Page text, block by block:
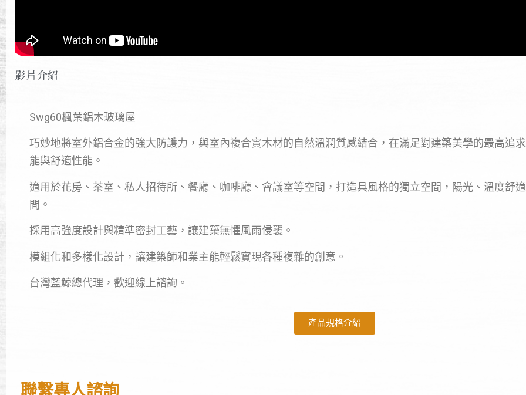
影片介紹
Swg60楓葉鋁木玻璃屋
巧妙地將室外鋁合金的強大防護力，與室內複合實木材的自然溫潤質感結合，在滿足對建築美學的最高追
能與舒適性能。
適用於花房、茶室、私人招待所、餐廳、咖啡廳、會議室等空間，打造具風格的獨立空間，陽光、溫度舒
間。
採用高強度設計與精準密封工藝，讓建築無懼風雨侵襲。
模組化和多樣化設計，讓建築師和業主能輕鬆實現各種複雜的創意。
台灣藍鯨總代理，歡迎線上諮詢。
產品規格介紹
聯繫專人諮詢